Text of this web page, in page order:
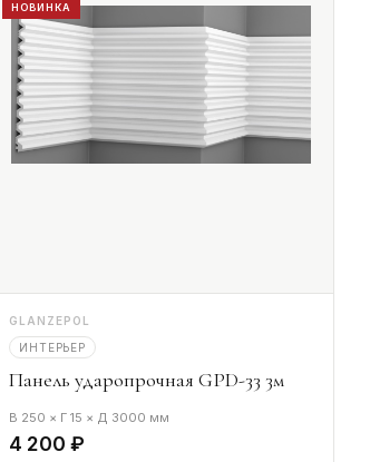
НОВИНКА
GLANZEPOL
ИНТЕРЬЕР
Панель ударопрочная GPD-33 3м
В 250 × Г 15 × Д 3000 мм
4 200 ₽